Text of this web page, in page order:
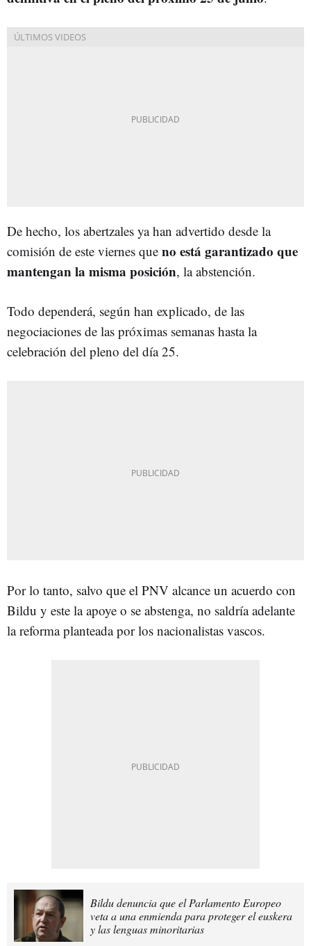
De hecho, los abertzales ya han advertido desde la
comisión de este viernes que no está garantizado que
mantengan la misma posición, la abstención.
Todo dependerá, según han explicado, de las
negociaciones de las próximas semanas hasta la
celebración del pleno del día 25.
Por lo tanto, salvo que el PNV alcance un acuerdo con
Bildu y este la apoye o se abstenga, no saldría adelante
la reforma planteada por los nacionalistas vascos.
Bildu denuncia que el Parlamento Europeo
veta a una enmienda para proteger el euskera
y las lenguas minoritarias